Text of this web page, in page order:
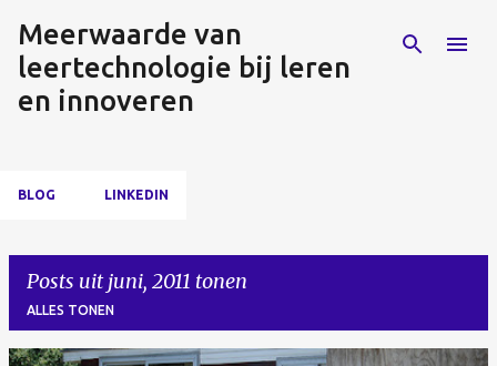
Doorgaan naar hoofdcontent
Meerwaarde van
leertechnologie bij leren
en innoveren
BLOG LINKEDIN
Posts uit juni, 2011 tonen
ALLES TONEN